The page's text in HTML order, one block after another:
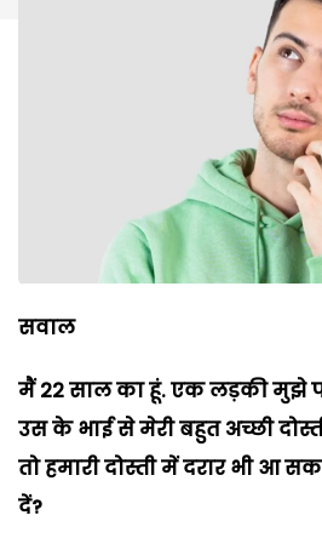
सवाल
मैं 22 साल का हूं. एक लड़की मुझे
उस के भाई से मेरी बहुत अच्छी
तो हमारी दोस्ती में दरार भी आ
दें?